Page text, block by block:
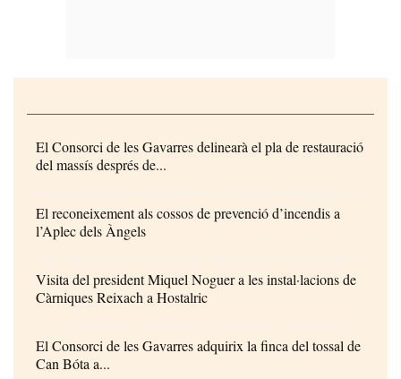
El Consorci de les Gavarres delinearà el pla de restauració
del massís després de...
El reconeixement als cossos de prevenció d’incendis a
l’Aplec dels Àngels
Visita del president Miquel Noguer a les instal·lacions de
Càrniques Reixach a Hostalric
El Consorci de les Gavarres adquirix la finca del tossal de
Can Bóta a...